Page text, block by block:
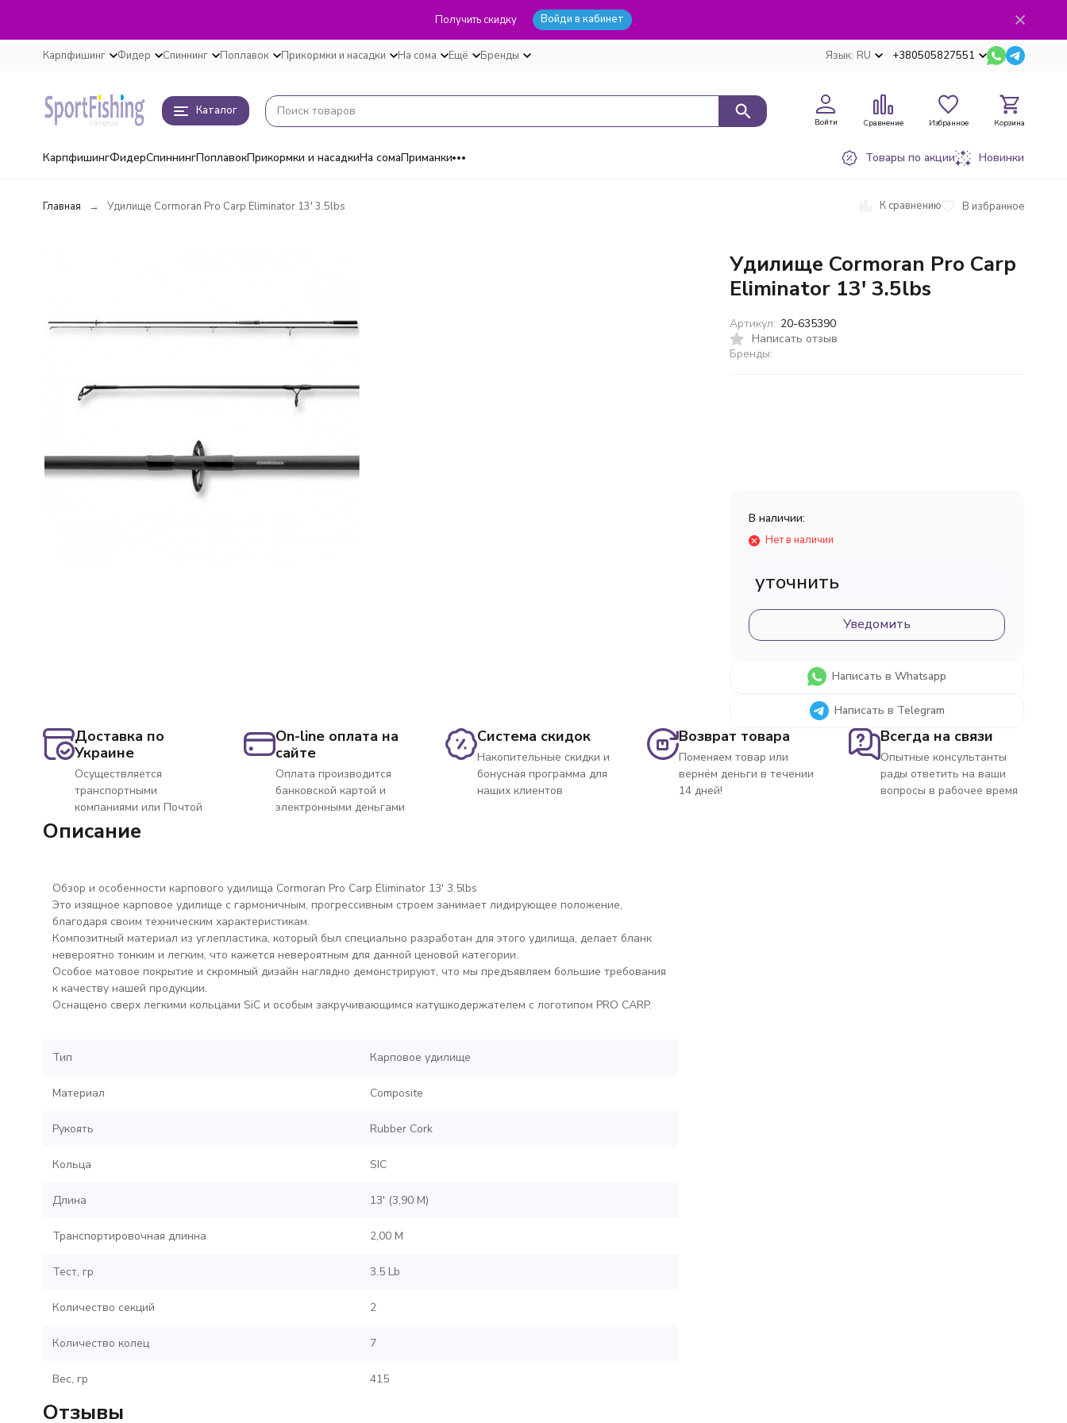
Получить скидку Войди в кабинет
Карпфишинг Фидер Спиннинг Поплавок Прикормки и насадки На сома Ещё Бренды Язык: RU +380505827551
Каталог
Войти Сравнение Избранное Корзина
КарпфишингФидерСпиннингПоплавокПрикормки и насадкиНа сомаПриманки Товары по акции Новинки
Главная Удилище Cormoran Pro Carp Eliminator 13' 3.5lbs К сравнению В избранное
Удилище Cormoran Pro Carp
Eliminator 13' 3.5lbs
Написать отзыв
Бренды:
Артикул: 20-635390
В наличии:
Нет в наличии
уточнить
Уведомить
Написать в Whatsapp
Написать в Telegram
Доставка по
Украине
Осуществляется
транспортными
компаниями или Почтой
On-line оплата на
сайте
Оплата производится
банковской картой и
электронными деньгами
Система скидок
Накопительные скидки и
бонусная программа для
наших клиентов
Возврат товара
Поменяем товар или
вернём деньги в течении
14 дней!
Всегда на связи
Опытные консультанты
рады ответить на ваши
вопросы в рабочее время
Описание
Обзор и особенности карпового удилища Cormoran Pro Carp Eliminator 13' 3.5lbs
Это изящное карповое удилище с гармоничным, прогрессивным строем занимает лидирующее положение,
благодаря своим техническим характеристикам.
Композитный материал из углепластика, который был специально разработан для этого удилища, делает бланк
невероятно тонким и легким, что кажется невероятным для данной ценовой категории.
Особое матовое покрытие и скромный дизайн наглядно демонстрируют, что мы предъявляем большие требования
к качеству нашей продукции.
Оснащено сверх легкими кольцами SiC и особым закручивающимся катушкодержателем с логотипом PRO CARP.
Тип Карповое удилище
Материал Composite
Рукоять Rubber Cork
Кольца SIC
Длина 13' (3,90 M)
Транспортировочная длинна 2,00 M
Тест, гр 3.5 Lb
Количество секций 2
Количество колец 7
Вес, гр 415
Отзывы